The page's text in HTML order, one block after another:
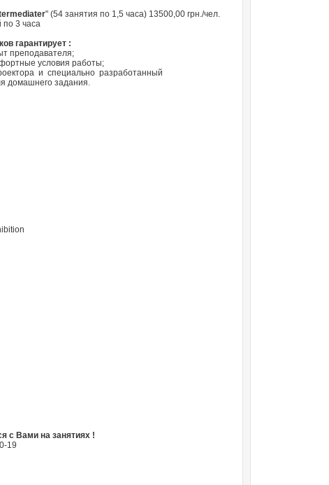
" (54 занятия по 1,5 часа) 13500,00 грн./чел.
по 3 часа
гарантирует :
преподавателя;
условия работы;
и специально разработанный
домашнего задания.
с Вами на занятиях !
19